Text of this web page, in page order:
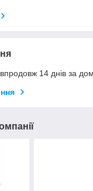
14 днів за